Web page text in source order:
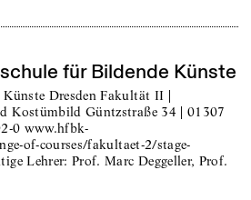
für Bildende Künste
Dresden Fakultät II |
Kostümbild Güntzstraße 34 | 01307
0 www.hfbk-
of-courses/fakultaet-2/stage-
Lehrer: Prof. Marc Deggeller, Prof.